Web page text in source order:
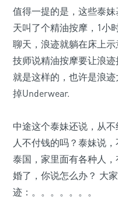
值得一提的是，这些泰
天叫了个精油按摩，1小
聊天，浪迹就躺在床上
技师说精油按摩要让浪
就是这样的，也许是浪
掉Underwear.
中途这个泰妹还说，从
人不付钱的吗？泰妹说
泰国，家里面有各种人
婚了，你说怎么办？ 大
迹：。。。。。。。